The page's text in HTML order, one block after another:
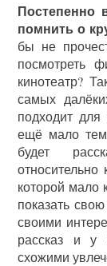
Постепенно
помнить о
бы не
посмотреть
кинотеатр?
самых
подходит для
ещё мало
будет
которой мало
показать
своими
рассказ и у
схожими